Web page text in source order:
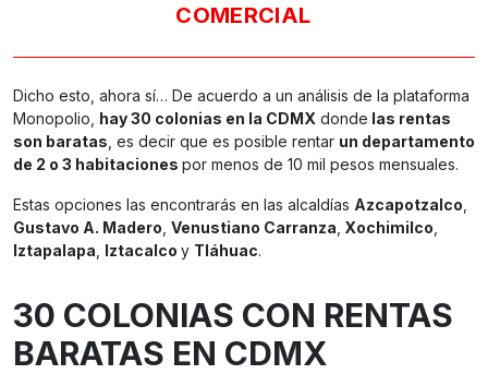
COMERCIAL
Dicho esto, ahora sí… De acuerdo a un análisis de la plataforma
Monopolio, hay 30 colonias en la CDMX donde las rentas
son baratas , es decir que es posible rentar un departamento
de 2 o 3 habitaciones por menos de 10 mil pesos mensuales.
Estas opciones las encontrarás en las alcaldías Azcapotzalco
Gustavo A. Madero Venustiano Carranza Xochimilco
Iztapalapa Iztacalco y Tláhuac.
30 COLONIAS CON RENTAS
BARATAS EN CDMX